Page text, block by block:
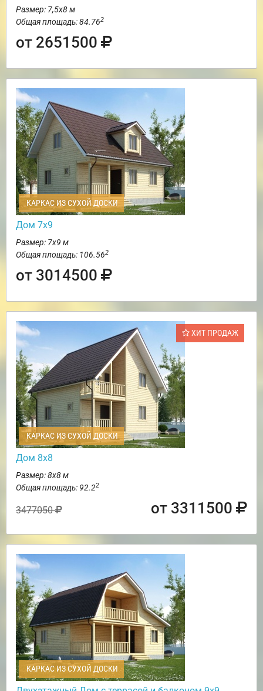
Размер: 7,5х8 м
Общая площадь: 84.762
от 2651500
КАРКАС ИЗ СУХОЙ ДОСКИ
Дом 7х9
Размер: 7х9 м
Общая площадь: 106.562
от 3014500
ХИТ ПРОДАЖ
КАРКАС ИЗ СУХОЙ ДОСКИ
Дом 8х8
Размер: 8х8 м
Общая площадь: 92.22
3477050 от 3311500
КАРКАС ИЗ СУХОЙ ДОСКИ